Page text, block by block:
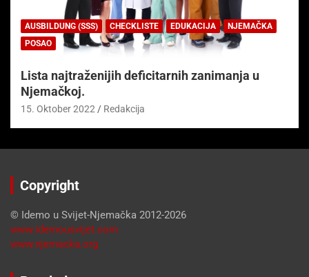
AUSBILDUNG (SSS) CHECKLISTE EDUKACIJA
NJEMAČKA
POSAO
Lista najtraženijih deficitarnih zanimanja u
Njemačkoj.
15. Oktober 2022 Redakcija
Copyright
© Idemo u Svijet-Njemačka 2012-2026
www.idemousvijet.com
www.njemacka.org